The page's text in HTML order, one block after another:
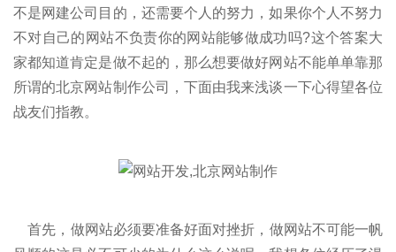
不是网建公司目的，还需要个人的努力，如果你个人不努力
不对自己的网站不负责你的网站能够做成功吗?这个答案大
家都知道肯定是做不起的，那么想要做好网站不能单单靠那
所谓的北京网站制作公司，下面由我来浅谈一下心得望各位
战友们指教。
首先，做网站必须要准备好面对挫折，做网站不可能一帆